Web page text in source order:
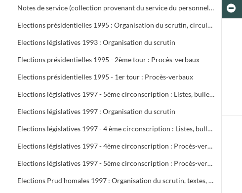
Notes de service (collection provenant du service du personnel) ffffff
Elections présidentielles 1995 : Organisation du scrutin, circulaires, assesseurs, délégués, présidents de bureau de vote
Elections législatives 1993 : Organisation du scrutin
Elections présidentielles 1995 - 2ème tour : Procès-verbaux
Elections présidentielles 1995 - 1er tour : Procès-verbaux
Elections législatives 1997 - 5ème circonscription : Listes, bulletins de vote, délégués et assesseurs
Elections législatives 1997 : Organisation du scrutin
Elections législatives 1997 - 4 ème circonscription : Listes, bulletins de vote, délégués et assesseurs
Elections législatives 1997 - 4ème circonscription : Procès-verbaux
Elections législatives 1997 - 5ème circonscription : Procès-verbaux
Elections Prud'homales 1997 : Organisation du scrutin, textes, représentants des organisations professionnelles et syndicales, délégués, bureaux de vote, tableaux de vote par correspondance